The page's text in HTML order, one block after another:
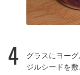
4
グラスにヨー
ジルシードを敷